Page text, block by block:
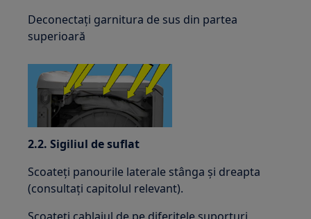
Deconectați garnitura de sus din partea
superioară
2.2. Sigiliul de suflat
Scoateți panourile laterale stânga și dreapta
(consultați capitolul relevant).